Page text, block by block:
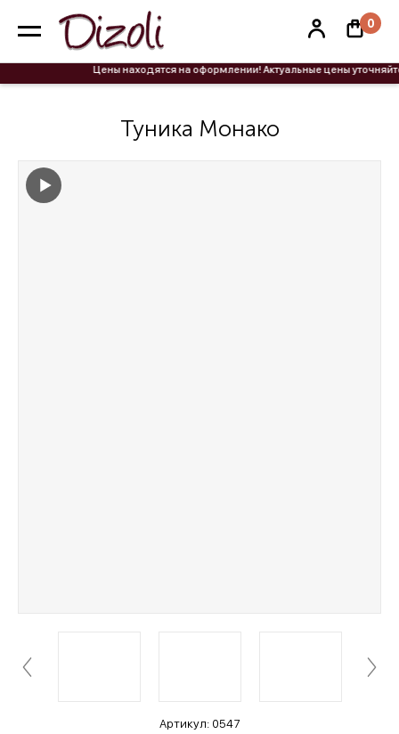
0
Цены находятся на оформлении! Актуальные цены
Туника Монако
Артикул: 0547